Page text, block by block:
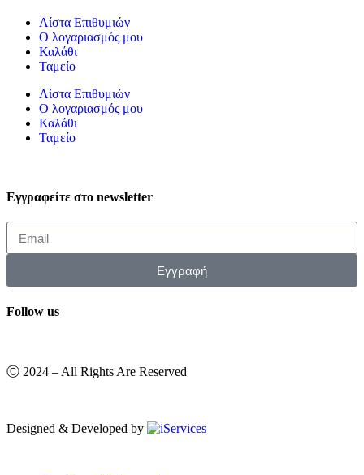
Λίστα Επιθυμιών
Ο λογαριασμός μου
Καλάθι
Ταμείο
Λίστα Επιθυμιών
Ο λογαριασμός μου
Καλάθι
Ταμείο
Εγγραφείτε στο newsletter
Εγγραφή
Follow us
Ⓒ 2024 – All Rights Are Reserved
Designed & Developed by